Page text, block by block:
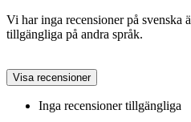
Vi har inga recensioner på svenska
tillgängliga på andra språk.
Visa recensioner
Inga recensioner tillgängliga